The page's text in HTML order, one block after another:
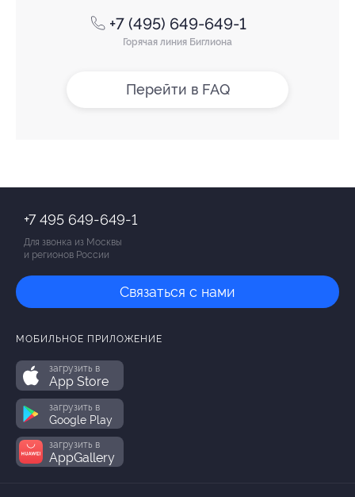
+7 (495) 649-649-1
Горячая линия Биглиона
Перейти в FAQ
+7 495 649-649-1
Для звонка из Москвы
и регионов России
Связаться с нами
МОБИЛЬНОЕ ПРИЛОЖЕНИЕ
загрузить в
App Store
загрузить в
Google Play
загрузить в
AppGallery